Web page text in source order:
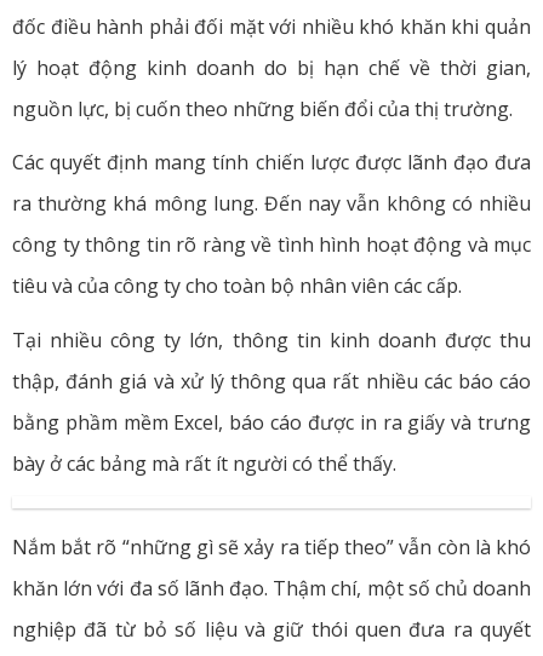
đốc điều hành phải đối mặt với nhiều khó khăn khi quản
lý hoạt động kinh doanh do bị hạn chế về thời gian,
nguồn lực, bị cuốn theo những biến đổi của thị trường.
Các quyết định mang tính chiến lược được lãnh đạo đưa
ra thường khá mông lung. Đến nay vẫn không có nhiều
công ty thông tin rõ ràng về tình hình hoạt động và mục
tiêu và của công ty cho toàn bộ nhân viên các cấp.
Tại nhiều công ty lớn, thông tin kinh doanh được thu
thập, đánh giá và xử lý thông qua rất nhiều các báo cáo
bằng phầm mềm Excel, báo cáo được in ra giấy và trưng
bày ở các bảng mà rất ít người có thể thấy.
Nắm bắt rõ “những gì sẽ xảy ra tiếp theo” vẫn còn là khó
khăn lớn với đa số lãnh đạo. Thậm chí, một số chủ doanh
nghiệp đã từ bỏ số liệu và giữ thói quen đưa ra quyết